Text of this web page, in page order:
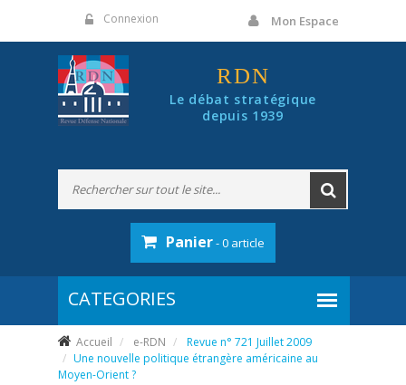
Connexion Mon Espace
RDN
Le débat stratégique
depuis 1939
Panier- 0 article
Accueil e-RDN
Revue n° 721 Juillet 2009
Une nouvelle politique étrangère américaine au
Moyen-Orient ?